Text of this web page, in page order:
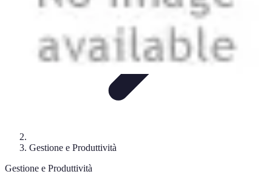
Gestione e Produttività
Gestione e Produttività